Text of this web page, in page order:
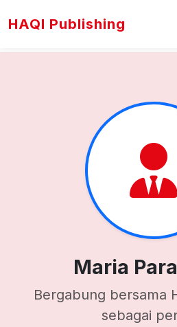
HAQI Publishing
Maria
Bergabung bersama
sebagai